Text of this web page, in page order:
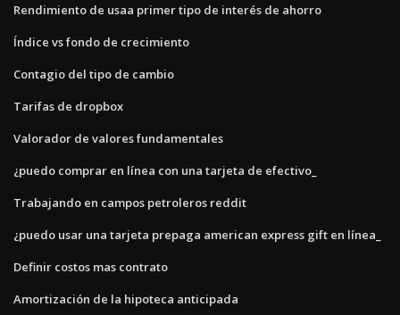
Rendimiento de usaa primer tipo de interés de ahorro
Índice vs fondo de crecimiento
Contagio del tipo de cambio
Tarifas de dropbox
Valorador de valores fundamentales
¿puedo comprar en línea con una tarjeta de efectivo_
Trabajando en campos petroleros reddit
¿puedo usar una tarjeta prepaga american express gift en línea_
Definir costos mas contrato
Amortización de la hipoteca anticipada